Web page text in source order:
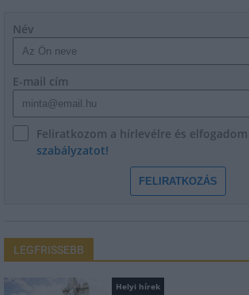
Név
E-mail cím
Feliratkozom a hírlevélre és elfogadom
szabályzatot!
FELIRATKOZÁS
LEGFRISSEBB
Helyi hírek